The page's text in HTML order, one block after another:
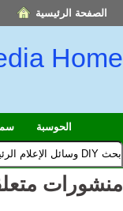
الصفحة الرئيسية
Home
الحوسبة
منشورات